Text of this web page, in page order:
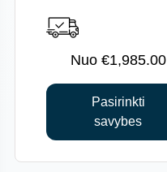
€1,985.00
Pasirinkti
savybes
The
be
chosen